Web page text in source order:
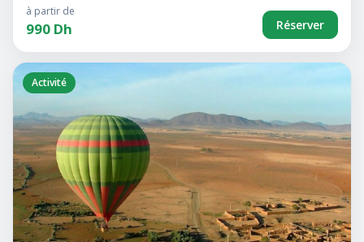
à partir de
990 Dh Réserver
Activité